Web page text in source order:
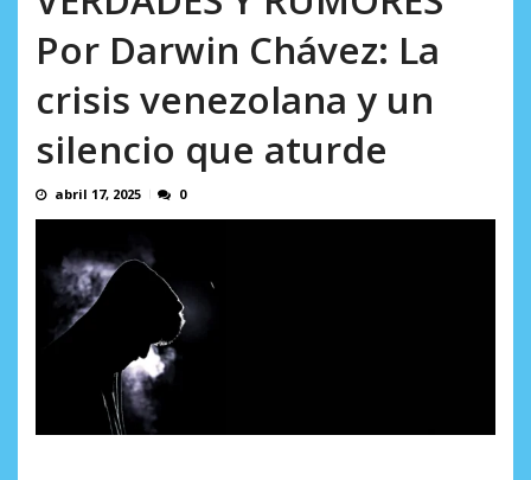
Por Darwin Chávez: La
crisis venezolana y un
silencio que aturde
abril 17, 2025 0